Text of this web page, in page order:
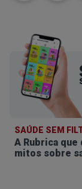
SAÚDE SEM
A Rubrica
mitos sobre